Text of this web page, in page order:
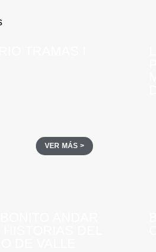
VER MÁS >